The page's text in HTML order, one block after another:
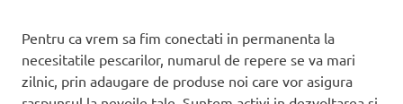
Pentru ca vrem sa fim conectati in permanenta la
necesitatile pescarilor, numarul de repere se va mari
zilnic, prin adaugare de produse noi care vor asigura